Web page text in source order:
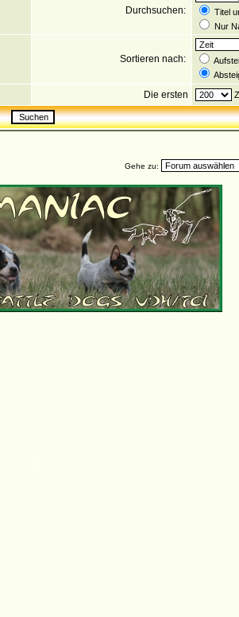
Durchsuchen:
Titel
Nur
Sortieren nach:
Die ersten
Gehe zu: